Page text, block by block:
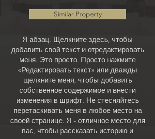
Similar Property
Я абзац. Щелкните здесь, чтобы
добавить свой текст и отредактировать
меня. Это просто. Просто нажмите
«Редактировать текст» или дважды
щелкните меня, чтобы добавить
собственное содержимое и внести
изменения в шрифт. Не стесняйтесь
перетаскивать меня в любое место на
своей странице. Я - отличное место для
вас, чтобы рассказать историю и